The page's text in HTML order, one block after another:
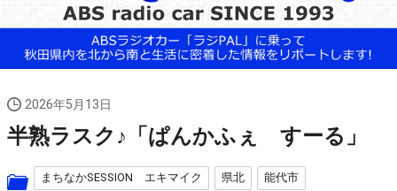
2026年5月13日
半熟ラスク♪「ぱんかふぇ すーる」
まちなかSESSION エキマイク 県北 能代市